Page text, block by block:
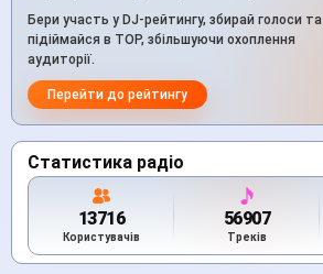
Бери участь у DJ-рейтингу, збирай голоси та
підіймайся в TOP, збільшуючи охоплення
аудиторії.
Перейти до рейтингу
Статистика радіо
13716
Користувачів
56907
Треків